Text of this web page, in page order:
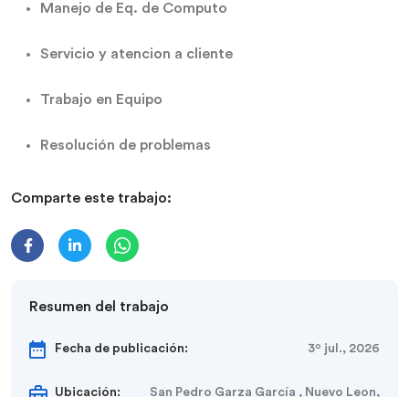
Manejo de Eq. de Computo
Servicio y atencion a cliente
Trabajo en Equipo
Resolución de problemas
Comparte este trabajo:
Resumen del trabajo
Fecha de publicación: 3º jul., 2026
Ubicación:
San Pedro Garza García , Nuevo Leon,